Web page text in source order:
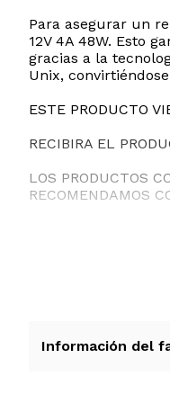
Para asegurar un
12V 4A 48W. Esto
gracias a la
Unix,
ESTE PRODUCTO
RECIBIRA EL
LOS PRODUCTOS
RECOMENDAMOS
Información del